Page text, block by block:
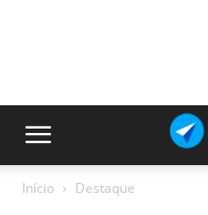
Início Destaque